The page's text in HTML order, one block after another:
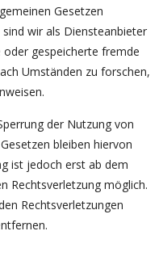
Gesetzen
wir als Diensteanbieter
gespeicherte fremde
Umständen zu forschen,
der Nutzung von
bleiben hiervon
ist jedoch erst ab dem
Rechtsverletzung möglich.
Rechtsverletzungen